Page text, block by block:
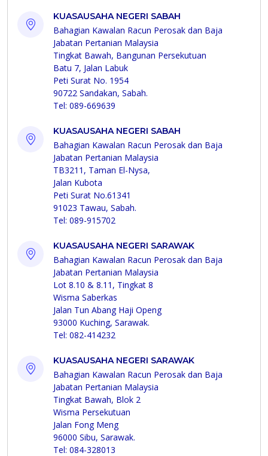
KUASAUSAHA NEGERI SABAH
Bahagian Kawalan Racun Perosak dan Baja
Jabatan Pertanian Malaysia
Tingkat Bawah, Bangunan Persekutuan
Batu 7, Jalan Labuk
Peti Surat No. 1954
90722 Sandakan, Sabah.
Tel: 089-669639
KUASAUSAHA NEGERI SABAH
Bahagian Kawalan Racun Perosak dan Baja
Jabatan Pertanian Malaysia
TB3211, Taman El-Nysa,
Jalan Kubota
Peti Surat No.61341
91023 Tawau, Sabah.
Tel: 089-915702
KUASAUSAHA NEGERI SARAWAK
Bahagian Kawalan Racun Perosak dan Baja
Jabatan Pertanian Malaysia
Lot 8.10 & 8.11, Tingkat 8
Wisma Saberkas
Jalan Tun Abang Haji Openg
93000 Kuching, Sarawak.
Tel: 082-414232
KUASAUSAHA NEGERI SARAWAK
Bahagian Kawalan Racun Perosak dan Baja
Jabatan Pertanian Malaysia
Tingkat Bawah, Blok 2
Wisma Persekutuan
Jalan Fong Meng
96000 Sibu, Sarawak.
Tel: 084-328013